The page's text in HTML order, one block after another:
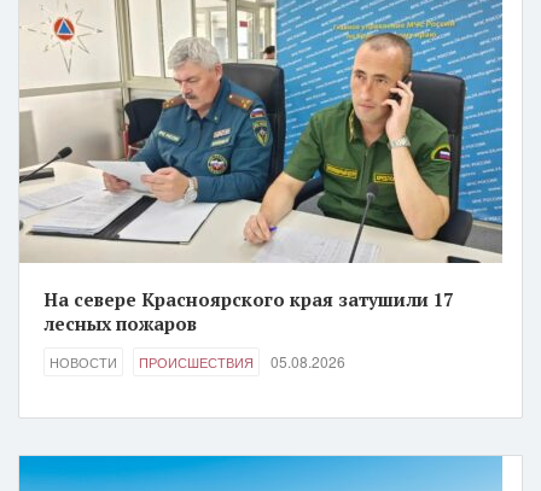
На севере Красноярского края затушили 17
лесных пожаров
НОВОСТИ ПРОИСШЕСТВИЯ 05.08.2026